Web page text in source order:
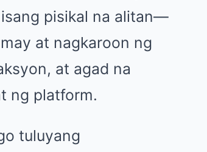
pisikal na alitan—
at nagkaroon ng
at agad na
ng platform.
tuluyang